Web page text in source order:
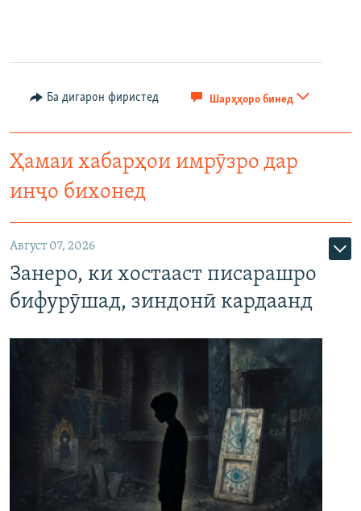
Ба дигарон фиристед Шарҳҳоро бинед
Ҳамаи хабарҳои имрӯзро дар
инҷо бихонед
Август 07, 2026
Занеро, ки хостааст писарашро
бифурӯшад, зиндонӣ кардаанд